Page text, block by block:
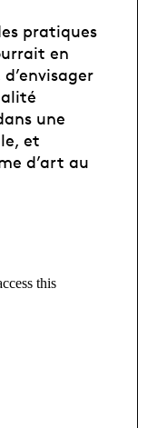
pratiques
en
une
et
d’art au